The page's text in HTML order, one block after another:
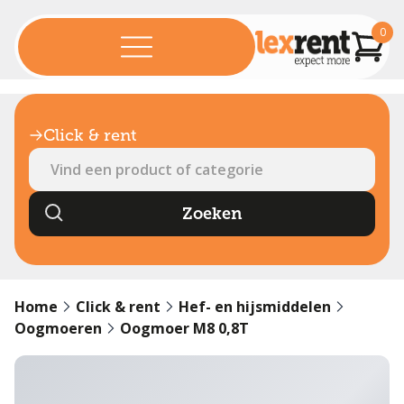
0
Click & rent
Home Click & rent
Hef- en hijsmiddelen
Oogmoeren
Oogmoer M8 0,8T